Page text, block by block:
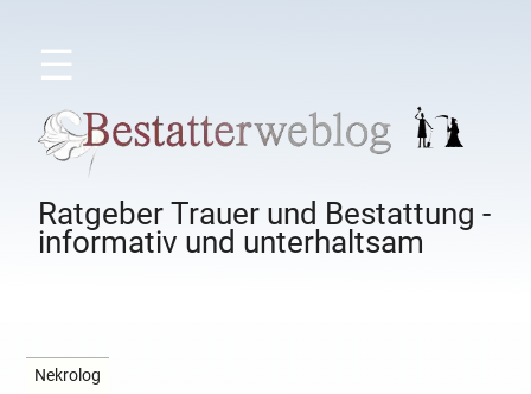
☰
Ratgeber Trauer und Bestattung -
informativ und unterhaltsam
Nekrolog